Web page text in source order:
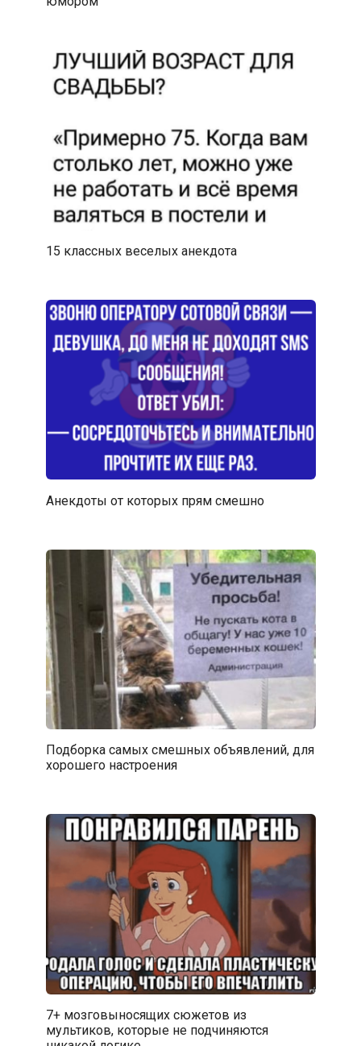
15 классных веселых анекдота
Анекдоты от которых прям смешно
Подборка самых смешных объявлений, для
хорошего настроения
7+ мозговыносящих сюжетов из
мультиков, которые не подчиняются